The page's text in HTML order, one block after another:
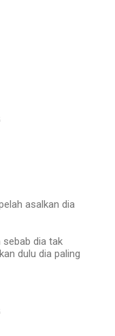
asalkan dia
sebab dia tak
dulu dia paling